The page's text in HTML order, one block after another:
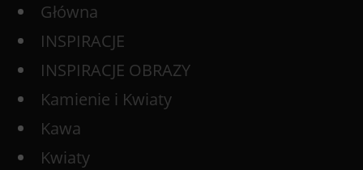
Główna
INSPIRACJE
INSPIRACJE OBRAZY
Kamienie i Kwiaty
Kawa
Kwiaty